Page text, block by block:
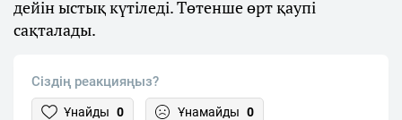
дейін ыстық күтіледі. Төтенше өрт қаупі
сақталады.
Сіздің реакцияңыз?
Ұнайды 0 Ұнамайды 0